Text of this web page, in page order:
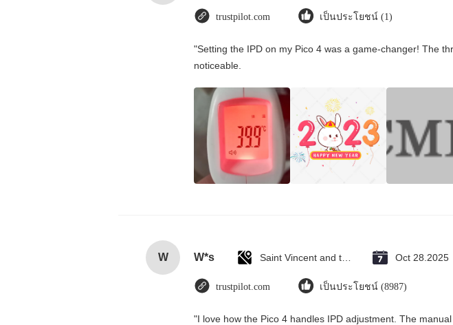
trustpilot.com เป็นประโยชน์ (1)
"Setting the IPD on my Pico 4 was a game-changer! The
noticeable.
W W*s Oct 28.2025
trustpilot.com เป็นประโยชน์ (8987)
"I love how the Pico 4 handles IPD adjustment. The